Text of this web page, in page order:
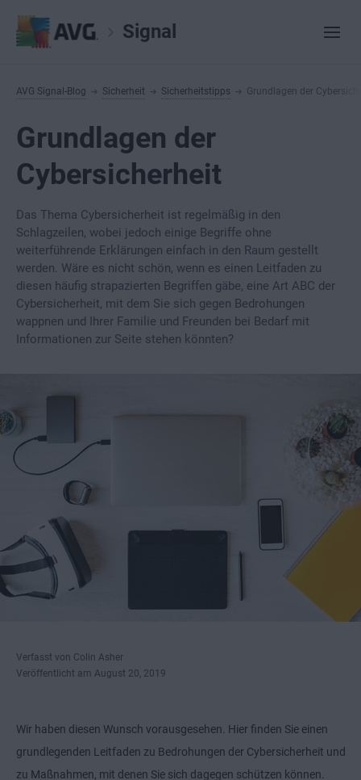
Signal
AVG Signal-Blog Sicherheit Sicherheitstipps Grundlagen der
Grundlagen der
Cybersicherheit
Das Thema Cybersicherheit ist regelmäßig in den
Schlagzeilen, wobei jedoch einige Begriffe ohne
weiterführende Erklärungen einfach in den Raum gestellt
werden. Wäre es nicht schön, wenn es einen Leitfaden zu
diesen häufig strapazierten Begriffen gäbe, eine Art ABC der
Cybersicherheit, mit dem Sie sich gegen Bedrohungen
wappnen und Ihrer Familie und Freunden bei Bedarf mit
Informationen zur Seite stehen könnten?
Verfasst von Colin Asher
Veröffentlicht am August 20, 2019
Wir haben diesen Wunsch vorausgesehen. Hier finden Sie einen
grundlegenden Leitfaden zu Bedrohungen der Cybersicherheit und
zu Maßnahmen, mit denen Sie sich dagegen schützen können.